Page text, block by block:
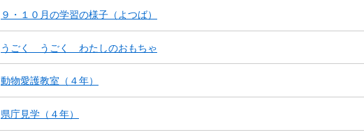
９・１０月の学習の様子（よつば）
うごく うごく わたしのおもちゃ
動物愛護教室（４年）
県庁見学（４年）